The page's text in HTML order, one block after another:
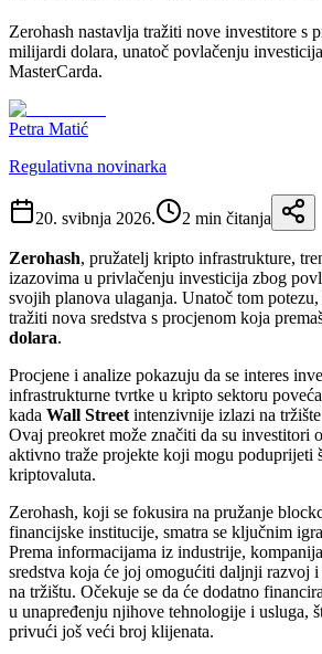
Zerohash nastavlja tražiti nove investitore s
milijardi dolara, unatoč povlačenju
MasterCarda.
Petra Matić
Regulativna novinarka
20. svibnja 2026. 2 min čitanja
Zerohash, pružatelj kripto infrastrukture,
izazovima u privlačenju investicija zbog
svojih planova ulaganja. Unatoč tom
tražiti nova sredstva s procjenom koja
dolara.
Procjene i analize pokazuju da se interes
infrastrukturne tvrtke u kripto sektoru
kada Wall Street intenzivnije izlazi na
Ovaj preokret može značiti da su investitori
aktivno traže projekte koji mogu poduprijeti
kriptovaluta.
Zerohash, koji se fokusira na pružanje
financijske institucije, smatra se ključnim
Prema informacijama iz industrije,
sredstva koja će joj omogućiti daljnji razvoj
na tržištu. Očekuje se da će dodatno
u unapređenju njihove tehnologije i usluga,
privući još veći broj klijenata.